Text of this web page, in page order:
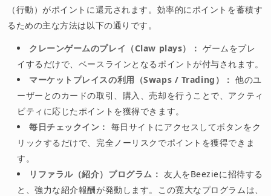
（行動）がポイントに還元されます。効率的にポイントを蓄積す
るための主な方法は以下の通りです。
クレーンゲームのプレイ（Claw plays）： ゲームをプレ
イするだけで、ベースラインとなるポイントが付与されます。
マーケットプレイスの利用（Swaps / Trading）： 他のユ
ーザーとのカードの取引、購入、売却を行うことで、アクティ
ビティに応じたポイントを獲得できます。
毎日チェックイン： 毎日サイトにアクセスしてボタンをク
リックするだけで、完全ノーリスクでポイントを獲得できま
す。
リファラル（紹介）プログラム： 友人をBeezieに招待する
と、強力な紹介報酬が発動します。この寛大なプログラムは、